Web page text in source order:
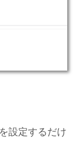
設定するだけ